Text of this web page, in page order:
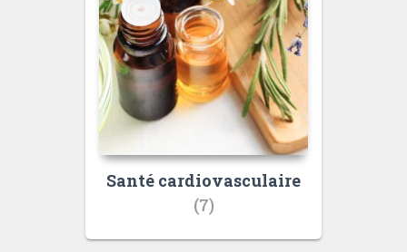
Santé cardiovasculaire
(7)